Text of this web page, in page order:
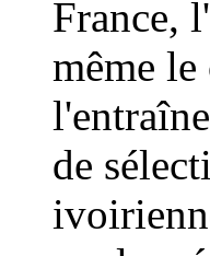
France,
même
de